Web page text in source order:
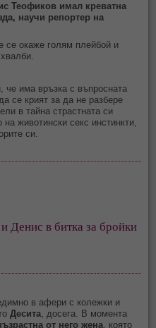
Теофиков имал креватна
научи репортер на
се окаже голям плейбой и
че има връзка с въпросната
се крият за да не разбере
в тайна страстната си
животински секс инстинкти,
си.
в битка за бройки
в афери с колежки и
Десита , досега. В момента
от него жена , която